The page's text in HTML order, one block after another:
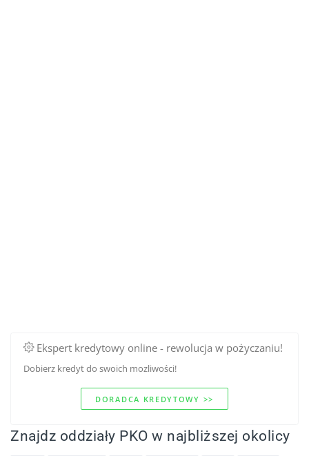
Ekspert kredytowy online - rewolucja w pożyczaniu!
Dobierz kredyt do swoich mozliwości!
DORADCA KREDYTOWY >>
Znajdz oddziały PKO w najbliższej okolicy